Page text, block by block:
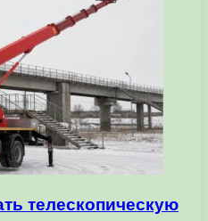
телескопическую